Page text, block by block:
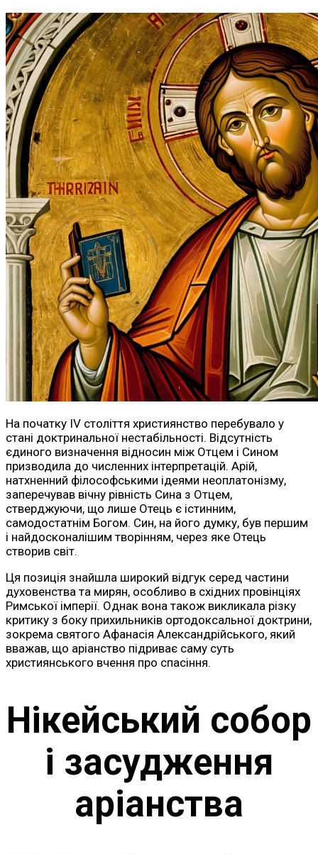
На початку IV століття християнство перебувало у
стані доктринальної нестабільності. Відсутність
єдиного визначення відносин між Отцем і Сином
призводила до численних інтерпретацій. Арій,
натхненний філософськими ідеями неоплатонізму,
заперечував вічну рівність Сина з Отцем,
стверджуючи, що лише Отець є істинним,
самодостатнім Богом. Син, на його думку, був першим
і найдосконалішим творінням, через яке Отець
створив світ.
Ця позиція знайшла широкий відгук серед частини
духовенства та мирян, особливо в східних провінціях
Римської імперії. Однак вона також викликала різку
критику з боку прихильників ортодоксальної доктрини,
зокрема святого Афанасія Александрійського, який
вважав, що аріанство підриває саму суть
християнського вчення про спасіння.
Нікейський собор
і засудження
аріанства